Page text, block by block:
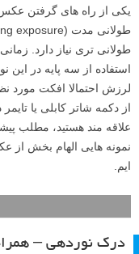
یکی از راه های گرفتن عکس
طولانی تری نیاز دارد.
استفاده از سه پایه در
لرزش احتمالا افکت مورد
از دکمه شاتر کابلی یا
علاقه مند هستید، مطلب
نمونه هایی الهام بخش از
ایم.